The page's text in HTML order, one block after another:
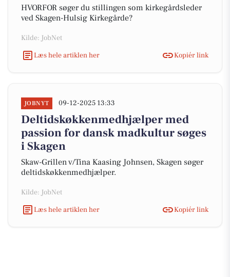
HVORFOR søger du stillingen som kirkegårdsleder
ved Skagen-Hulsig Kirkegårde?
Kilde: JobNet
Læs hele artiklen her
Kopiér link
JOBNYT 09-12-2025 13:33
Deltidskøkkenmedhjælper med
passion for dansk madkultur søges
i Skagen
Skaw-Grillen v/Tina Kaasing Johnsen, Skagen søger
deltidskøkkenmedhjælper.
Kilde: JobNet
Læs hele artiklen her
Kopiér link